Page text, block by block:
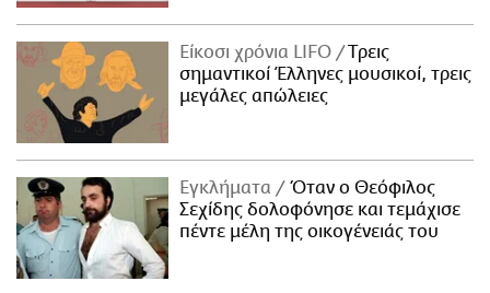
Είκοσι χρόνια LIFO
Tρεις
σημαντικοί Έλληνες μουσικοί, τρεις
μεγάλες απώλειες
Εγκλήματα
Όταν ο Θεόφιλος
Σεχίδης δολοφόνησε και τεμάχισε
πέντε μέλη της οικογένειάς του